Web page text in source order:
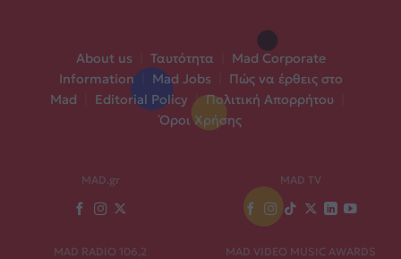
About us Ταυτότητα
Mad Corporate
Information
Mad Jobs
Πώς να έρθεις στο
Mad
Editorial Policy | Πολιτική Απορρήτου
Όροι Χρήσης
MAD.gr MAD TV
MAD RADIO 106,2 MAD VIDEO MUSIC AWARDS